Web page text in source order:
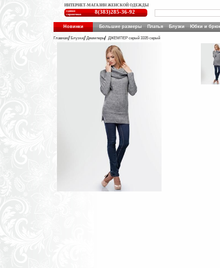
ИНТЕРНЕТ-МАГАЗИН ЖЕНСКОЙ ОДЕЖДЫ
единая
справочная
8(383)285-36-92
Новинки Большие размеры Платья Блузки Юбки и
Главная Блузки Джемперы ДЖЕМПЕР серый 3335 серый